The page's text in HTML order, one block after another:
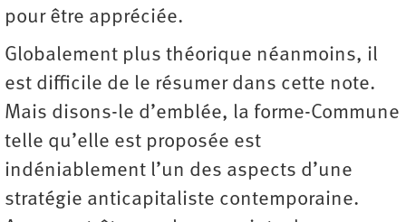
pour être appréciée.
Globalement plus théorique néanmoins, il
est difficile de le résumer dans cette note.
Mais disons-le d’emblée, la forme-Commune
telle qu’elle est proposée est
indéniablement l’un des aspects d’une
stratégie anticapitaliste contemporaine.